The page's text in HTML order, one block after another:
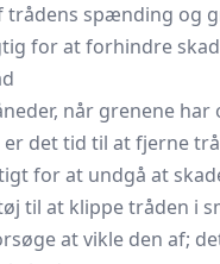
trådens spænding og
for at forhindre
når grenene har
det tid til at fjerne
for at undgå at
til at klippe tråden i
at vikle den af;